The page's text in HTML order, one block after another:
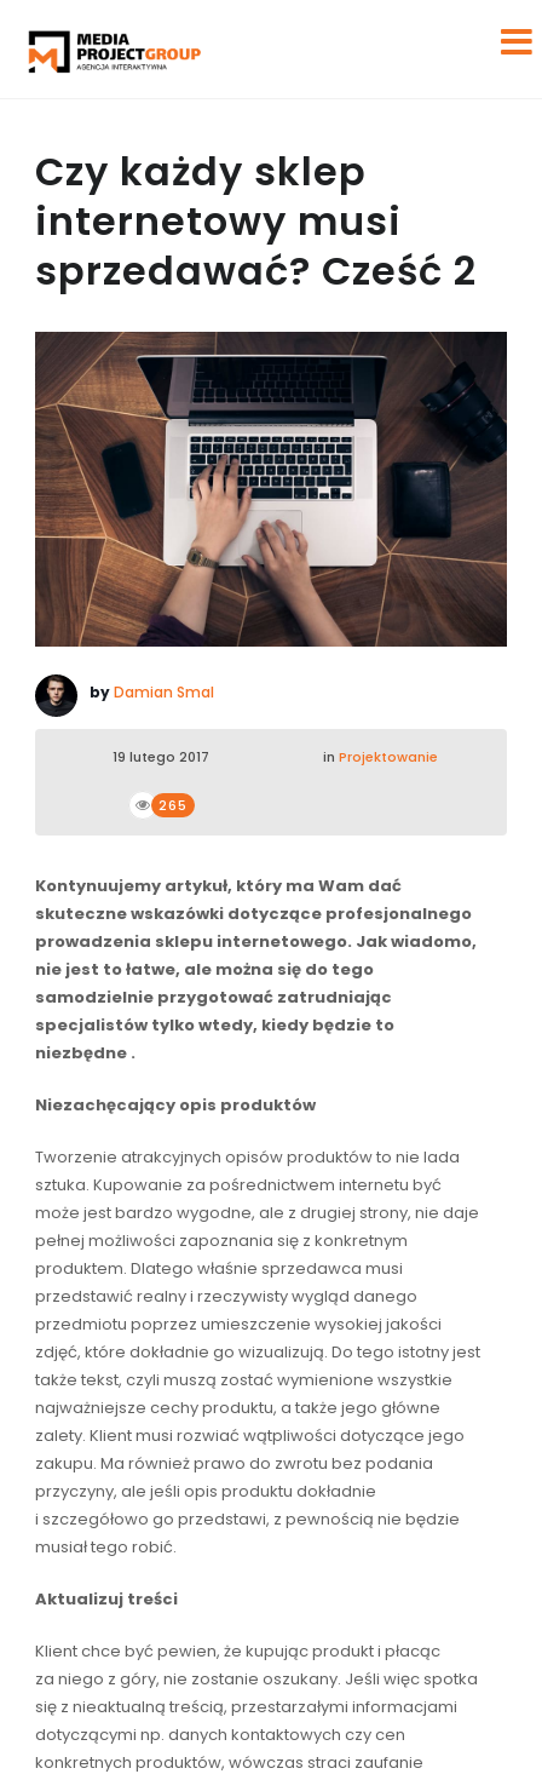
Czy każdy sklep
internetowy musi
sprzedawać? Cześć 2
byDamian Smal
19 lutego 2017 in Projektowanie
265
Kontynuujemy artykuł, który ma Wam dać
skuteczne wskazówki dotyczące profesjonalnego
prowadzenia sklepu internetowego. Jak wiadomo,
nie jest to łatwe, ale można się do tego
samodzielnie przygotować zatrudniając
specjalistów tylko wtedy, kiedy będzie to
niezbędne .
Niezachęcający opis produktów
Tworzenie atrakcyjnych opisów produktów to nie lada
sztuka. Kupowanie za pośrednictwem internetu być
może jest bardzo wygodne, ale z drugiej strony, nie daje
pełnej możliwości zapoznania się z konkretnym
produktem. Dlatego właśnie sprzedawca musi
przedstawić realny i rzeczywisty wygląd danego
przedmiotu poprzez umieszczenie wysokiej jakości
zdjęć, które dokładnie go wizualizują. Do tego istotny jest
także tekst, czyli muszą zostać wymienione wszystkie
najważniejsze cechy produktu, a także jego główne
zalety. Klient musi rozwiać wątpliwości dotyczące jego
zakupu. Ma również prawo do zwrotu bez podania
przyczyny, ale jeśli opis produktu dokładnie
i szczegółowo go przedstawi, z pewnością nie będzie
musiał tego robić.
Aktualizuj treści
Klient chce być pewien, że kupując produkt i płacąc
za niego z góry, nie zostanie oszukany. Jeśli więc spotka
się z nieaktualną treścią, przestarzałymi informacjami
dotyczącymi np. danych kontaktowych czy cen
konkretnych produktów, wówczas straci zaufanie